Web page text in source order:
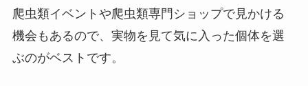
爬虫類イベントや爬虫類専門ショップで見かける
機会もあるので、実物を見て気に入った個体を選
ぶのがベストです。